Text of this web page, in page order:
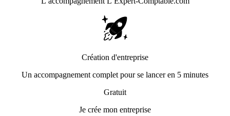
Création d'entreprise
Un accompagnement complet pour se lancer en 5 minutes
Gratuit
Je crée mon entreprise